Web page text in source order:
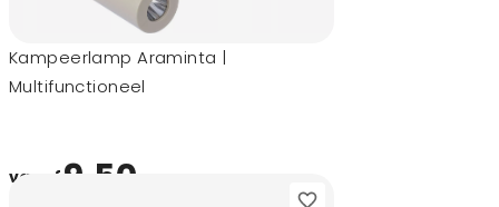
Kampeerlamp Araminta |
Multifunctioneel
vanaf 9,50